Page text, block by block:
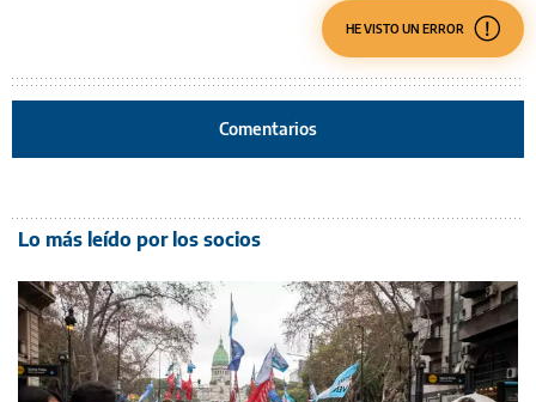
HE VISTO UN ERROR
Comentarios
Lo más leído por los socios